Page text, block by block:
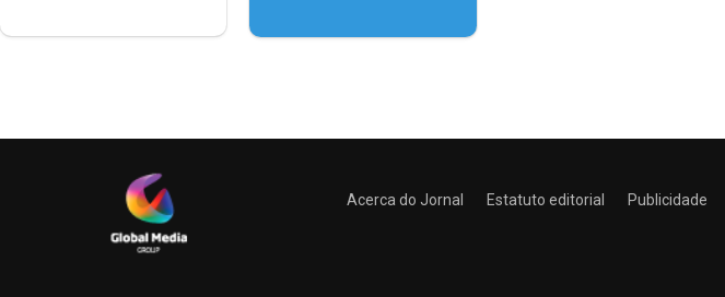
instrumentos
Acerca do Jornal Estatuto editorial Publicidade